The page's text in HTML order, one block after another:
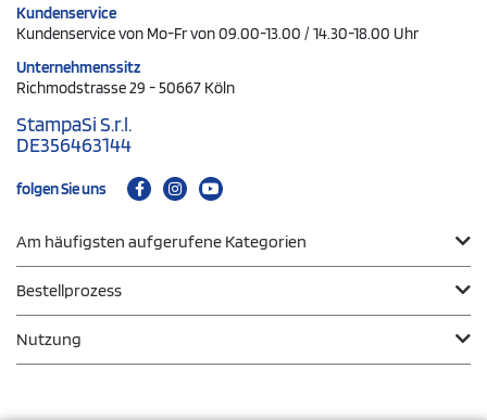
Kundenservice
Kundenservice von Mo-Fr von 09.00-13.00 / 14.30-18.00 Uhr
Unternehmenssitz
Richmodstrasse 29 - 50667 Köln
StampaSi S.r.l.
DE356463144
folgen Sie uns
Am häufigsten aufgerufene Kategorien
Bestellprozess
Nutzung